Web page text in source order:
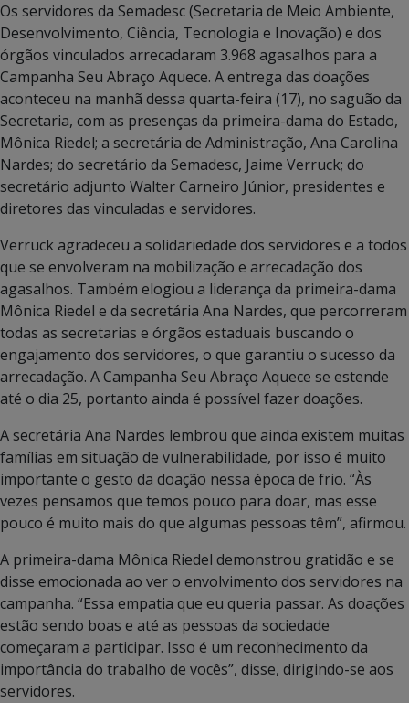
Os servidores da Semadesc (Secretaria de Meio Ambiente,
Desenvolvimento, Ciência, Tecnologia e Inovação) e dos
órgãos vinculados arrecadaram 3.968 agasalhos para a
Campanha Seu Abraço Aquece. A entrega das doações
aconteceu na manhã dessa quarta-feira (17), no saguão da
Secretaria, com as presenças da primeira-dama do Estado,
Mônica Riedel; a secretária de Administração, Ana Carolina
Nardes; do secretário da Semadesc, Jaime Verruck; do
secretário adjunto Walter Carneiro Júnior, presidentes e
diretores das vinculadas e servidores.
Verruck agradeceu a solidariedade dos servidores e a todos
que se envolveram na mobilização e arrecadação dos
agasalhos. Também elogiou a liderança da primeira-dama
Mônica Riedel e da secretária Ana Nardes, que percorreram
todas as secretarias e órgãos estaduais buscando o
engajamento dos servidores, o que garantiu o sucesso da
arrecadação. A Campanha Seu Abraço Aquece se estende
até o dia 25, portanto ainda é possível fazer doações.
A secretária Ana Nardes lembrou que ainda existem muitas
famílias em situação de vulnerabilidade, por isso é muito
importante o gesto da doação nessa época de frio. “Às
vezes pensamos que temos pouco para doar, mas esse
pouco é muito mais do que algumas pessoas têm”, afirmou.
A primeira-dama Mônica Riedel demonstrou gratidão e se
disse emocionada ao ver o envolvimento dos servidores na
campanha. “Essa empatia que eu queria passar. As doações
estão sendo boas e até as pessoas da sociedade
começaram a participar. Isso é um reconhecimento da
importância do trabalho de vocês”, disse, dirigindo-se aos
servidores.